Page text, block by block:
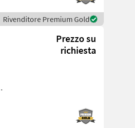
Rivenditore Premium Gold
Prezzo su
richiesta